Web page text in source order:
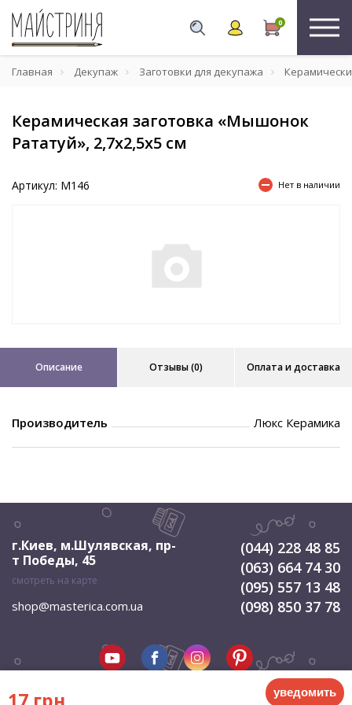
0
Главная Декупаж Заготовки для декупажа
Керамическая заготовка «Мышонок
Рататуй», 2,7х2,5х5 см
Артикул: М146 Нет в наличии
Описание Отзывы (0) Оплата и доставка
Производитель Люкс Керамика
уведомить
г.Киев, м.Шулявская, пр-
т Победы, 45
смотреть на карте
shop@masterica.com.ua
(044) 228 48 85
(063) 664 74 30
(095) 557 13 48
(098) 850 37 78